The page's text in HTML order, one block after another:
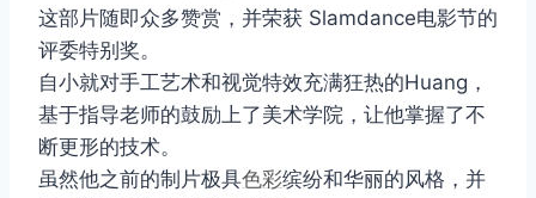
这部片随即众多赞赏，并荣获 Slamdance电影节的
评委特别奖。
自小就对手工艺术和视觉特效充满狂热的Huang，
基于指导老师的鼓励上了美术学院，让他掌握了不
断更形的技术。
虽然他之前的制片极具色彩缤纷和华丽的风格，并